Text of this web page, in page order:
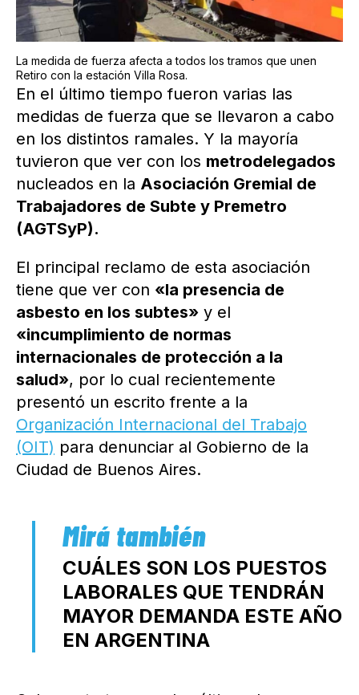
La medida de fuerza afecta a todos los tramos que unen
Retiro con la estación Villa Rosa.
En el último tiempo fueron varias las
medidas de fuerza que se llevaron a cabo
en los distintos ramales. Y la mayoría
tuvieron que ver con los metrodelegados
nucleados en la Asociación Gremial de
Trabajadores de Subte y Premetro
(AGTSyP).
El principal reclamo de esta asociación
tiene que ver con «la presencia de
asbesto en los subtes» y el
«incumplimiento de normas
internacionales de protección a la
salud», por lo cual recientemente
presentó un escrito frente a la
Organización Internacional del Trabajo
(OIT) para denunciar al Gobierno de la
Ciudad de Buenos Aires.
CUÁLES SON LOS PUESTOS
LABORALES QUE TENDRÁN
MAYOR DEMANDA ESTE AÑO
EN ARGENTINA